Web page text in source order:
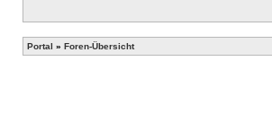
Portal » Foren-Übersicht